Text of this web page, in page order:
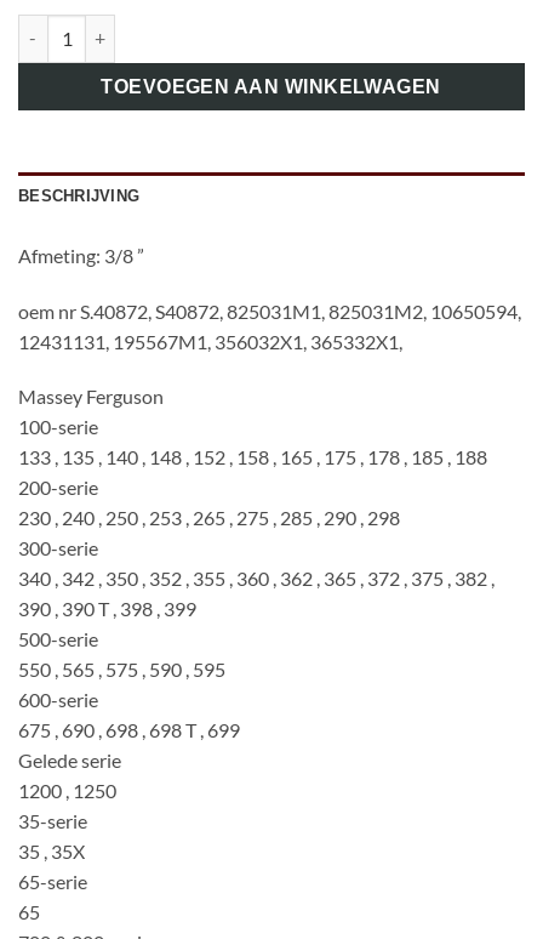
TOEVOEGEN AAN WINKELWAGEN
BESCHRIJVING
Afmeting: 3/8 ”
oem nr S.40872, S40872, 825031M1, 825031M2, 10650594,
12431131, 195567M1, 356032X1, 365332X1,
Massey Ferguson
100-serie
133 , 135 , 140 , 148 , 152 , 158 , 165 , 175 , 178 , 185 , 188
200-serie
230 , 240 , 250 , 253 , 265 , 275 , 285 , 290 , 298
300-serie
340 , 342 , 350 , 352 , 355 , 360 , 362 , 365 , 372 , 375 , 382 ,
390 , 390 T , 398 , 399
500-serie
550 , 565 , 575 , 590 , 595
600-serie
675 , 690 , 698 , 698 T , 699
Gelede serie
1200 , 1250
35-serie
35 , 35X
65-serie
65